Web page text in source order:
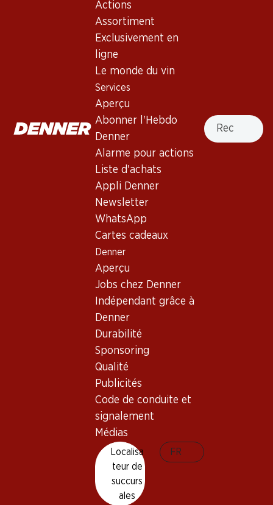
Actions
Assortiment
Exclusivement en
ligne
Le monde du vin
Services
Aperçu
Abonner l'Hebdo
Denner
Alarme pour actions
Liste d'achats
Appli Denner
Newsletter
WhatsApp
Cartes cadeaux
Denner
Aperçu
Jobs chez Denner
Indépendant grâce à
Denner
Durabilité
Sponsoring
Qualité
Publicités
Code de conduite et
signalement
Médias
Localisa
teur de
succurs
ales
FR
Recherche
L'Evêque Fonjallaz Dézaley
Grand Cru AOC 70
Lavaux - Vaud
Suisse, Lavaux - Vaud, 2017, 70 cl
Non livrable
Bon à savoir
Température de dégustation
Empreinte carbone